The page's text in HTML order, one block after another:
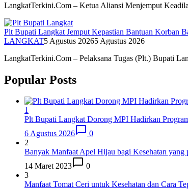
LangkatTerkini.Com – Ketua Aliansi Menjemput
Plt Bupati Langkat Jemput Kepastian Bantuan Korban
LANGKAT5 Agustus 20265 Agustus 2026
LangkatTerkini.Com – Pelaksana Tugas (Plt.) Bupati
Popular Posts
1
Plt Bupati Langkat Dorong MPI Hadirkan
6 Agustus 2026
0
2
Banyak Manfaat Apel Hijau bagi Kesehatan yang
14 Maret 2023
0
3
Manfaat Tomat Ceri untuk Kesehatan dan Cara